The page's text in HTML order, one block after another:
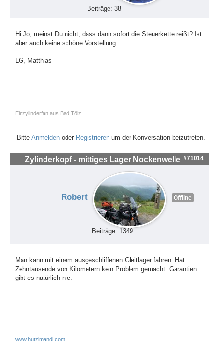
Beiträge: 38
Hi Jo, meinst Du nicht, dass dann sofort die Steuerkette reißt? Ist
aber auch keine schöne Vorstellung...
LG, Matthias
Einzylinderfan aus Bad Tölz
Bitte Anmelden oder Registrieren um der Konversation beizutreten.
Zylinderkopf - mittiges Lager Nockenwelle #71014
Robert Offline
Beiträge: 1349
Man kann mit einem ausgeschliffenen Gleitlager fahren. Hat
Zehntausende von Kilometern kein Problem gemacht. Garantien
gibt es natürlich nie.
www.hutzlmandl.com